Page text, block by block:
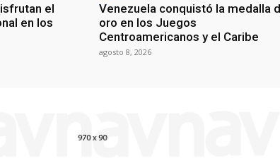
el
en los
Venezuela conquistó la medalla
oro en los Juegos
Centroamericanos y el Caribe
agosto 8, 2026